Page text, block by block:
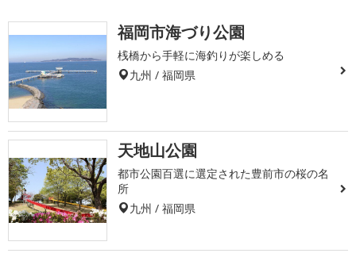
福岡市海づり公園
桟橋から手軽に海釣りが楽しめる
九州 / 福岡県
天地山公園
都市公園百選に選定された豊前市の桜の名
所
九州 / 福岡県